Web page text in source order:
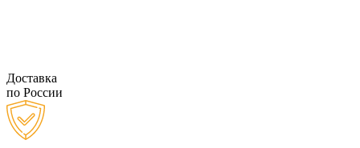
Доставка
по России